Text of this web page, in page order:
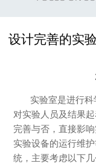
设计完善的实
实验室是进行
对实验人员及结果
完善与否，直接影
实验设备的运行维
统，主要考虑以下几